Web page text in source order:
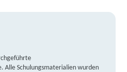
Alle Schulungsmaterialien wurden